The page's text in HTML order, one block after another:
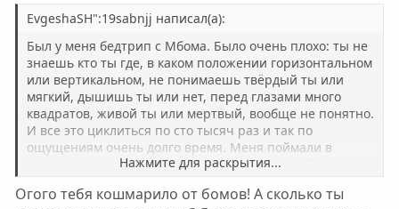
н
ы
й
г
о
л
о
с
ы
й
г
о
л
о
с
EvgeshaSH":19sabnjj написал(а):
Был у меня бедтрип с Мбома. Было очень плохо: ты не
знаешь кто ты где, в каком положении горизонтальном
или вертикальном, не понимаешь твёрдый ты или
мягкий, дышишь ты или нет, перед глазами много
квадратов, живой ты или мертвый, вообще не понятно.
И все это циклиться по сто тысяч раз и так по
ощущениям очень долго время. Меня поймали в
подъезде и завели в квартиру, а так я могла бы
не поняла. Был тогда передоз веществом, по ошибке
Нажмите для раскрытия...
Огого тебя кошмарило от бомов! А сколько ты